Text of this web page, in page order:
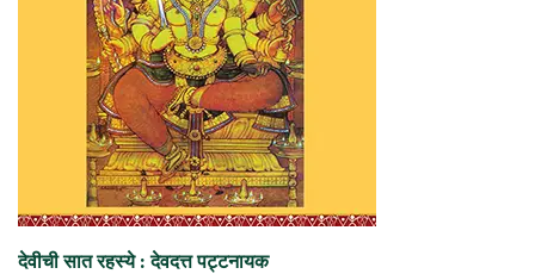
देवीची सात रहस्ये : देवदत्त पट्टनायक